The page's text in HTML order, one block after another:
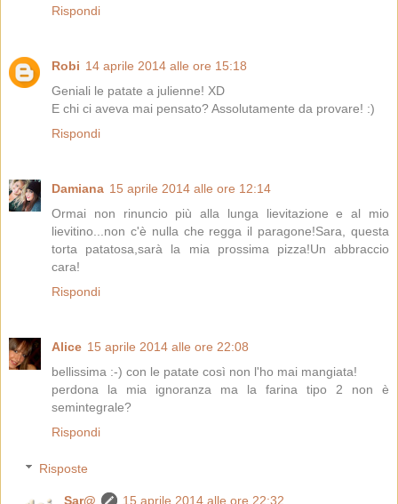
Rispondi
Robi 14 aprile 2014 alle ore 15:18
Geniali le patate a julienne! XD
E chi ci aveva mai pensato? Assolutamente da provare! :)
Rispondi
Damiana 15 aprile 2014 alle ore 12:14
Ormai non rinuncio più alla lunga lievitazione e al mio
lievitino...non c'è nulla che regga il paragone!Sara, questa
torta patatosa,sarà la mia prossima pizza!Un abbraccio
cara!
Rispondi
Alice 15 aprile 2014 alle ore 22:08
bellissima :-) con le patate così non l'ho mai mangiata!
perdona la mia ignoranza ma la farina tipo 2 non è
semintegrale?
Rispondi
Risposte
Sar@
15 aprile 2014 alle ore 22:32